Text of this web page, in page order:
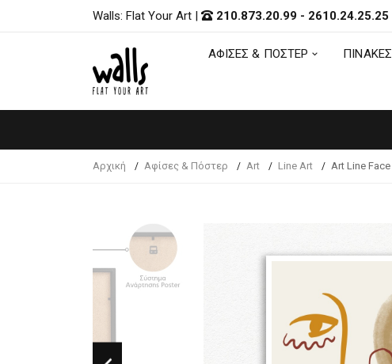
ΑΦΙΣΕΣ & ΠΟΣΤΕΡ ΠΙΝΑΚΕΣ
Walls: Flat Your Art | 210.873.20.99 - 2610.24.25.25
ΑΦΙΣΕΣ & ΠΟΣΤΕΡ ΠΙΝΑΚΕΣ
Αρχική Αφίσες & Πόστερ Art Line Art Art Line Face